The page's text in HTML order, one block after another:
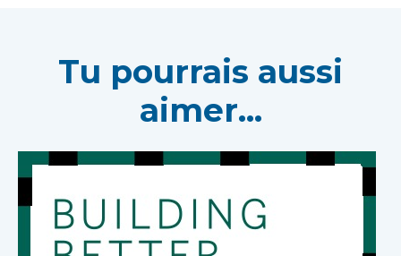
Tu pourrais aussi
aimer...